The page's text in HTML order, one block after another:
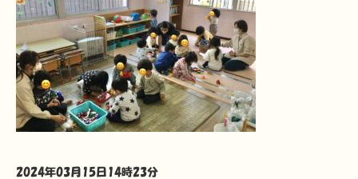
2024年03月15日14時23分